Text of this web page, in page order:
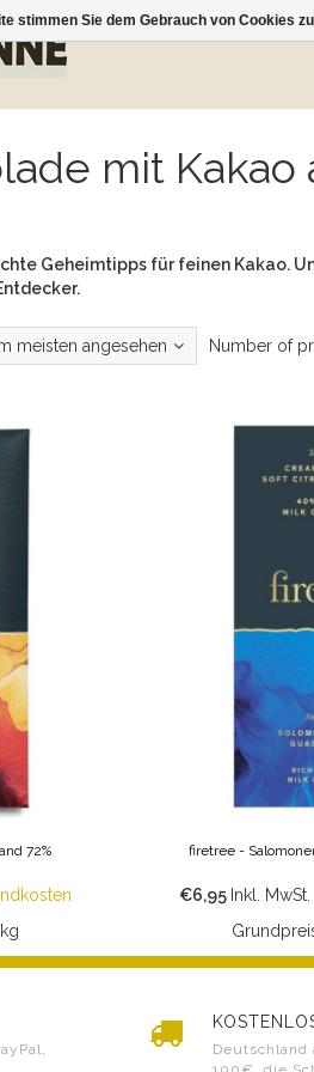
mit Kakao
Geheimtipps für feinen Kakao.
meisten angesehen Number of
72% firetree -
€6,95 Inkl. MwSt.
Deutschland
stimmen Sie dem Gebrauch von Cookies